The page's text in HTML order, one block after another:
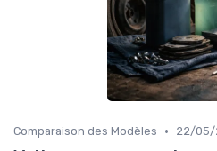
Comparaison des Modèles • 22/05/